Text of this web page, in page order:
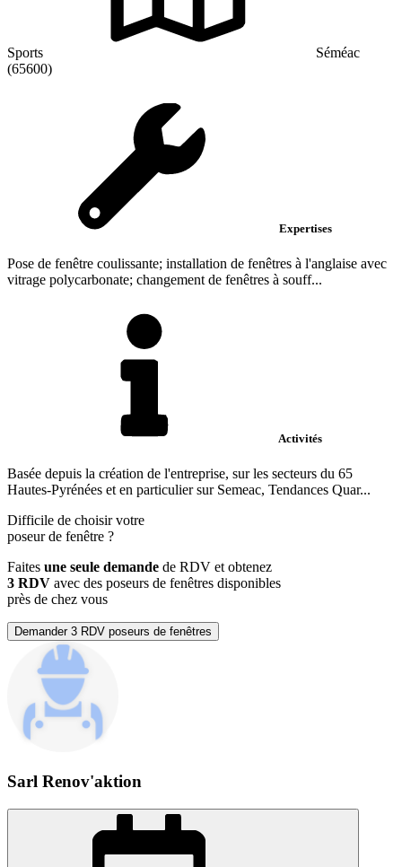
Sports
Séméac
(65600)
Expertises
Pose de fenêtre coulissante; installation de fenêtres à l'anglaise avec
vitrage polycarbonate; changement de fenêtres à souff...
Activités
Basée depuis la création de l'entreprise, sur les secteurs du 65
Hautes-Pyrénées et en particulier sur Semeac, Tendances Quar...
Difficile de choisir votre
poseur de fenêtre ?
Faites une seule demande de RDV et obtenez
3 RDV avec des poseurs de fenêtres disponibles
près de chez vous
Demander 3 RDV poseurs de fenêtres
Sarl Renov'aktion